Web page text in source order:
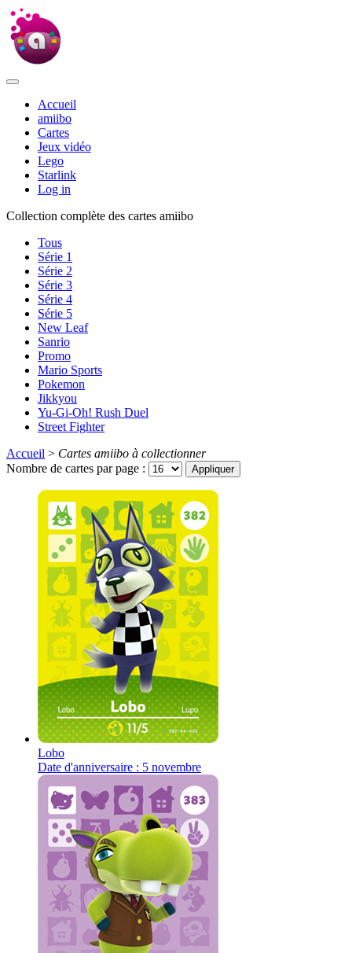
Accueil
amiibo
Cartes
Jeux vidéo
Lego
Starlink
Log in
Collection complète des cartes amiibo
Tous
Série 1
Série 2
Série 3
Série 4
Série 5
New Leaf
Sanrio
Promo
Mario Sports
Pokemon
Jikkyou
Yu-Gi-Oh! Rush Duel
Street Fighter
Accueil > Cartes amiibo à collectionner
Nombre de cartes par page :
Appliquer
Lobo
Date d'anniversaire : 5 novembre